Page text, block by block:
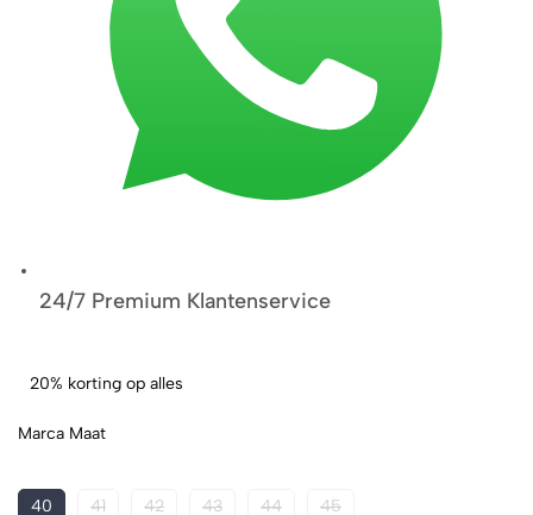
24/7 Premium Klantenservice
20% korting op alles
Marca Maat
40 41 42 43 44 45